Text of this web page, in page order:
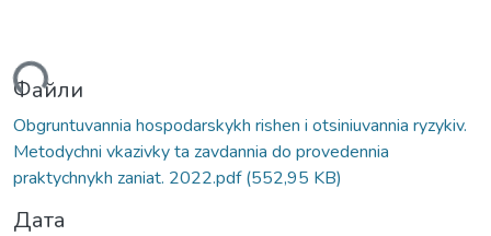
Файли
Obgruntuvannia hospodarskykh rishen i otsiniuvannia ryzykiv.
Metodychni vkazivky ta zavdannia do provedennia
praktychnykh zaniat. 2022.pdf(552,95 KB)
Дата